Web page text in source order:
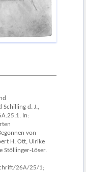
Schilling d. J.,
In:
von
H. Ott, Ulrike
Stöllinger-Löser.
26A/25/1;